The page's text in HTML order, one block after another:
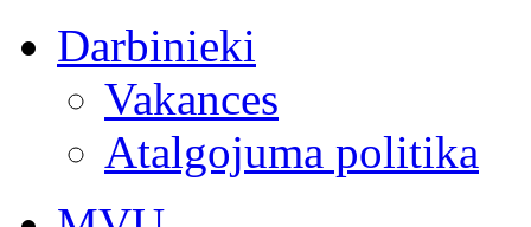
Darbinieki
Vakances
Atalgojuma politika